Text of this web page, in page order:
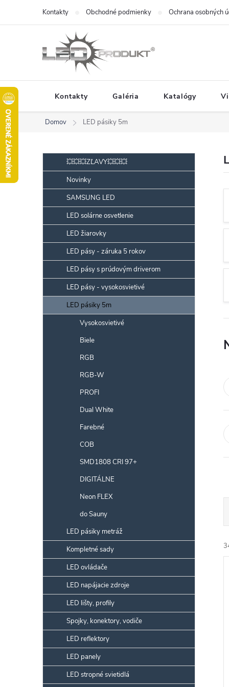
obsah
Kontakty Obchodné podmienky Ochrana osobných
Kontakty Galéria Katalógy
Domov LED pásiky 5m
o
č
n
a
n
e
Preskočiť
kategórie💥💥💥ZĽAVY💥💥💥
Novinky
SAMSUNG LED
LED solárne osvetlenie
LED žiarovky
LED pásy - záruka 5 rokov
LED pásy s prúdovým driverom
LED pásy - vysokosvietivé
LED pásiky 5m
Vysokosvietivé
Biele
RGB
RGB-W
PROFI
Dual White
Farebné
COB
SMD1808 CRI 97+
DIGITÁLNE
Neon FLEX
do Sauny
LED pásiky metráž
Kompletné sady
LED ovládače
LED napájacie zdroje
LED lišty, profily
Spojky, konektory, vodiče
LED reflektory
LED panely
LED stropné svietidlá
e
n